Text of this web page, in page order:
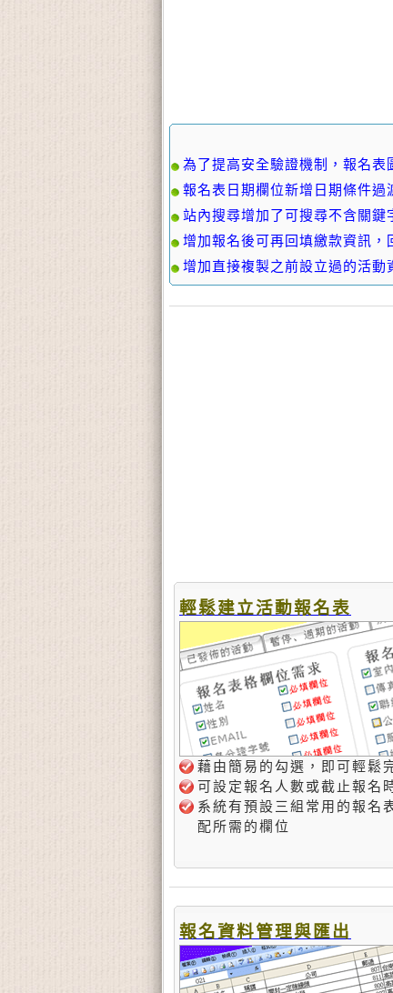
為了提高安全驗證機制，報名
報名表日期欄位新增日期條件
站內搜尋增加了可搜尋不含關
增加報名後可再回填繳款資訊
增加直接複製之前設立過的活
輕鬆建立活動報名表
藉由簡易的勾選，即可輕鬆
可設定報名人數或截止報名
系統有預設三組常用的報名
配所需的欄位
報名資料管理與匯出